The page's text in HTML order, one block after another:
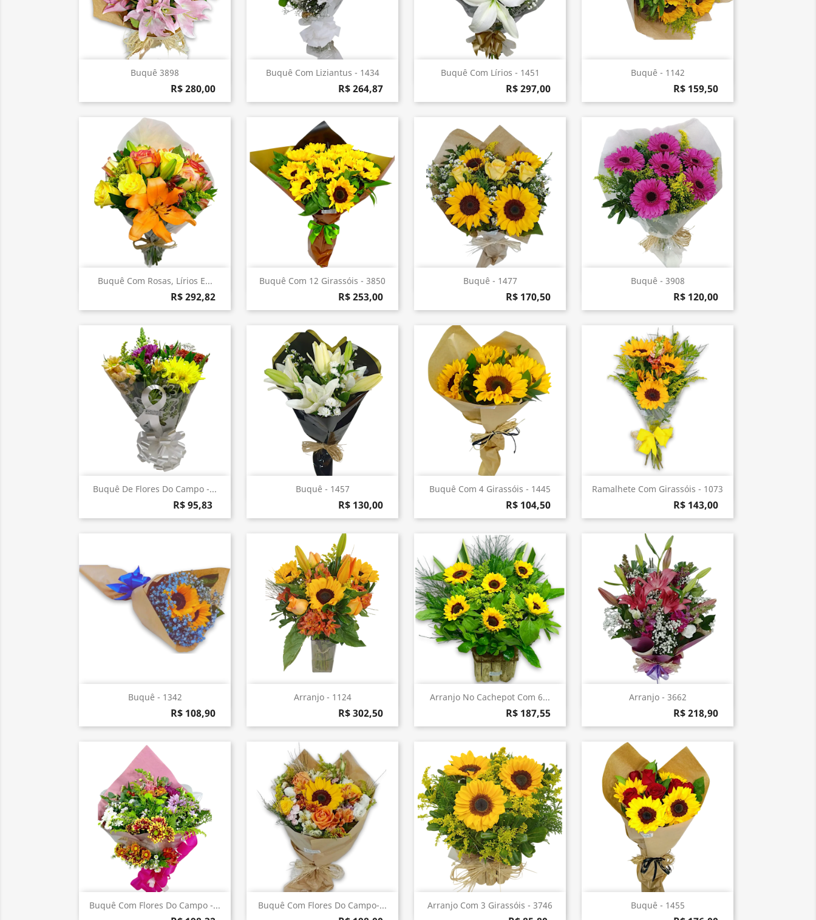
Buquê 3898
R$ 280,00
Visualização rápida Buquê Com Liziantus - 1434
R$ 264,87
Visualização rápida Buquê Com Lírios - 1451
R$ 297,00
Visualização rápida Buquê - 1142
R$ 159,50
Visualização rápida
Buquê Com Rosas, Lírios E...
R$ 292,82
Visualização rápida Buquê Com 12 Girassóis - 3850
R$ 253,00
Visualização rápida Buquê - 1477
R$ 170,50
Visualização rápida Buquê - 3908
R$ 120,00
Visualização rápida
Buquê De Flores Do Campo -...
R$ 95,83
Visualização rápida Buquê - 1457
R$ 130,00
Visualização rápida Buquê Com 4 Girassóis - 1445
R$ 104,50
Visualização rápida Ramalhete Com Girassóis - 1073
R$ 143,00
Visualização rápida
Buquê - 1342
R$ 108,90
Visualização rápida Arranjo - 1124
R$ 302,50
Visualização rápida Arranjo No Cachepot Com 6...
R$ 187,55
Visualização rápida Arranjo - 3662
R$ 218,90
Visualização rápida
Buquê Com Flores Do Campo -...
 Visualização rápida Buquê Com Flores Do Campo-...
Visualização rápida Arranjo Com 3 Girassóis - 3746
Visualização rápida Buquê - 1455
Visualização rápida